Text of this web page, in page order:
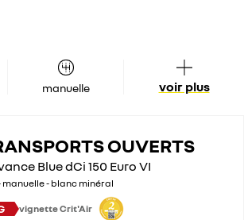
manuelle voir plus
OUVERTS
Blue dCi 150 Euro VI
manuelle - blanc minéral
vignette Crit'Air